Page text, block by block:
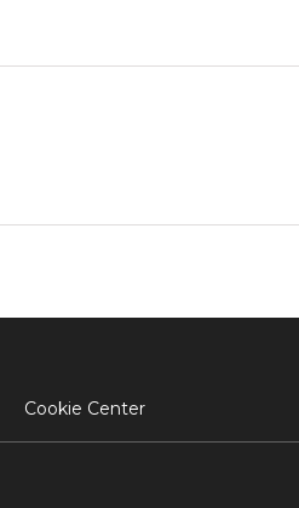
Cookie Center